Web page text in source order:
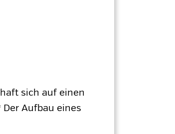
sich auf einen
Aufbau eines